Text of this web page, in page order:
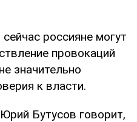
россияне могут
провокаций
значительно
к власти.
Бутусов говорит,